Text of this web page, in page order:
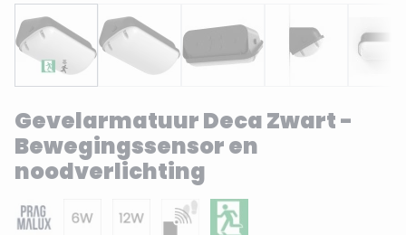
Gevelarmatuur Deca Zwart -
Bewegingssensor en
noodverlichting